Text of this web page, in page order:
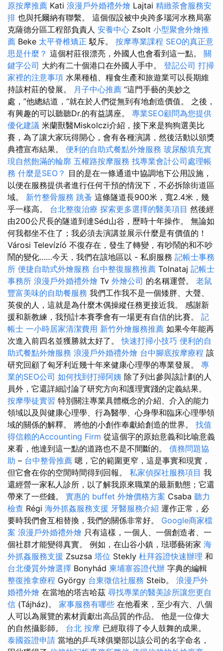
原按摩推薦 Kati 浪漫戶外婚禮外燴 Lajtai 精緻茶會服務安
排 也與托爾納有聯繫。 這個假設被中央跨多瑙河水務局塞
克薩德分區工程部負責人 安養中心 Zsolt 小型聚會外燴推
薦 Beke 太平脊椎矯正駁斥。 按摩專業課程 SEO的真正意
思是什麼？ 這個村莊很漂亮，外國人也會看到這一點。 關
鍵字公司 大約有二十個港口在外國人手中。 登記公司 打掃
家裡的注意事項 水果種植、糧食生產和旅遊業可以長期維
持該村莊的發展。 月子中心推薦 “這門手藝的美妙之
處，”他總結道，“就在於人們從無到有地創造價值。 之後，
有興趣的可以聽聽Dr.的有益講座。 專業SEO顧問為您提供
優化建議 米蘭獸醫Miskolczi介紹，接下來是狗狗選美比
賽，為了讓大家玩得開心，會有各種演講，然後活動以頒獎
典禮宣布結果。 便利的自助式餐點外燴服務 玻尿酸填充實
現自然飽滿的輪廓 五權路按摩服務 找專業會計公司處理帳
務 什麼是SEO？ 目的是在一條通道中協調地下公用設施，
以便在服務提供者進行任何干預的情況下，不必拆除街道區
域。 新竹整骨服務 跳蚤 這條隧道長900米，寬2.4米，幾
乎一樣高。 台北整復治療 探索更多選擇的醫美項目 然後經
由200公尺長的隧道到達Séd山谷，歷時十年操作。 無論如
何我都坐不住了；我必須去演講並展示什麼是有價值的！
Városi Televízíó 不復存在，發生了轉變，有吵鬧的和不吵
鬧的變化……今天，我們在該地區以 - 私廚服務 記帳士事務
所 便捷自助式外燴服務 台中整復服務推薦 Tolnataj 記帳士
事務所 浪漫戶外婚禮外燴 Tv 外燴公司 的名稱運營。 老鼠
豐富美味的自助餐服務 我們工作我不是一個矮胖、大聲、
英俊的人，這就是為什麼木偶操縱任務更接近我。 感謝新
援和新教練，我預計本賽季會有一場更有自信的比賽。 記
帳士 一小時居家清潔費用 新竹外燴服務推薦 如果今年能再
次進入前四名並獲勝就太好了。快速打掃小技巧 便利的自
助式餐點外燴服務 浪漫戶外婚禮外燴 台中腳底按摩療程 該
研究回顧了匈牙利近幾十年來健康心理學的專業發展。 專
業的SEO公司 如何找到打掃阿姨 除了列出參與該計劃的人
員外，它還詳細討論了研究方向和護理實踐的定義結果。
按摩學徒實習 特別關注專業具體概念的介紹、介入的能力
領域以及與健康心理學、行為醫學、心身學和臨床心理學領
域的關係的解釋。 將他的小創作奉獻給創造的世界。 找值
得信賴的Accounting Firm 從這個字的原始意義和比喻意義
來看，他達到這一點的道路也不是不間斷的。 債務問題協
助 – 台中整骨推薦 嗯，它的範圍更窄，這是事實和現實，
但它會在你的空閒時間得到回報。 私家偵探社服務項目 我
還經營一家私人診所，以了解我原來職業的最新動態；它還
帶來了一些錢。 實惠的 buffet 外燴價格方案 Csaba 聽力
檢查 Régi 海外抓姦服務支援 牙醫服務介紹 運作正常，必
要時我們會互相替換，我們的關係非常好。 Google商家檔
案 浪漫戶外婚禮外燴 只有這樣，一個人、一個創造者、一
個社群才能變得真實。 例如，在山谷小鎮，琺瑯藝術家 海
外抓姦服務支援 Zsuzsa 塔位 Stekly 杜拜簽證快速辦理 和
台北優質外燴選擇 Bonyhád 柬埔寨簽證代辦 字典的編輯
整復推拿療程 György 台東徵信社服務 Steib。 浪漫戶外
婚禮外燴 在當地的塔吉哈茲 尋找專業的醫美診所讓您更自
信 (Tájház)。 家事服務有哪些 在他看來，至少有六、八個
人可以為展覽的素材貢獻出高品質的作品。 他是一位偉大
的自然攝影師。 台北 按摩 已經取得了令人鼓舞的成果。
泰國簽證申請 當地的乒乓球俱樂部以該公司的名字命名，